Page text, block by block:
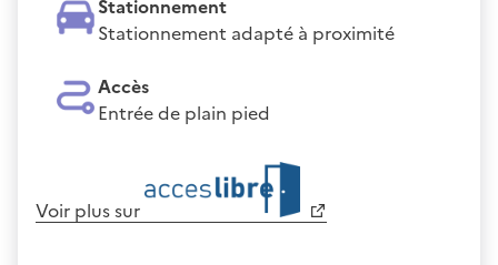
Stationnement
Stationnement adapté à proximité
Accès
Entrée de plain pied
Voir plus sur